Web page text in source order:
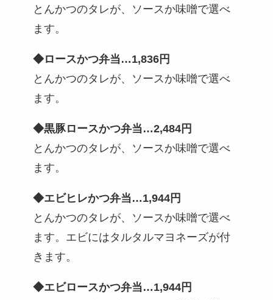
とんかつのタレが、ソースか味噌で選べ
ます。
◆ロースかつ弁当…1,836円
とんかつのタレが、ソースか味噌で選べ
ます。
◆黒豚ロースかつ弁当…2,484円
とんかつのタレが、ソースか味噌で選べ
ます。
◆エビヒレかつ弁当…1,944円
とんかつのタレが、ソースか味噌で選べ
ます。エビにはタルタルマヨネーズが付
きます。
◆エビロースかつ弁当…1,944円